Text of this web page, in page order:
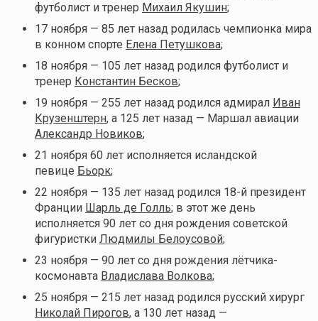
футболист и тренер Михаил Якушин;
17 ноября — 85 лет назад родилась чемпионка мира
в конном спорте Елена Петушкова;
18 ноября — 105 лет назад родился футболист и
тренер Константин Бесков;
19 ноября — 255 лет назад родился адмирал Иван
Крузенштерн, а 125 лет назад — Маршал авиации
Александр Новиков;
21 ноября 60 лет исполняется исландской
певице Бьорк;
22 ноября — 135 лет назад родился 18-й президент
Франции Шарль де Голль; в этот же день
исполняется 90 лет со дня рождения советской
фигуристки Людмилы Белоусовой;
23 ноября — 90 лет со дня рождения лётчика-
космонавта Владислава Волкова;
25 ноября — 215 лет назад родился русский хирург
Николай Пирогов, а 130 лет назад —